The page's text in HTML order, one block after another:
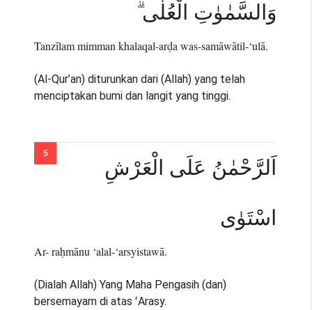
وَالسَّمٰوٰتِ الْعُلٰى ۗ
Tanzīlam mimman khalaqal-arḍa was-samāwātil-‘ulā.
(Al-Qur’an) diturunkan dari (Allah) yang telah
menciptakan bumi dan langit yang tinggi.
اَلرَّحْمٰنُ عَلَى الْعَرْشِ
اسْتَوٰى
Ar- raḥmānu ‘alal-‘arsyistawā.
(Dialah Allah) Yang Maha Pengasih (dan)
bersemayam di atas ʻArasy.